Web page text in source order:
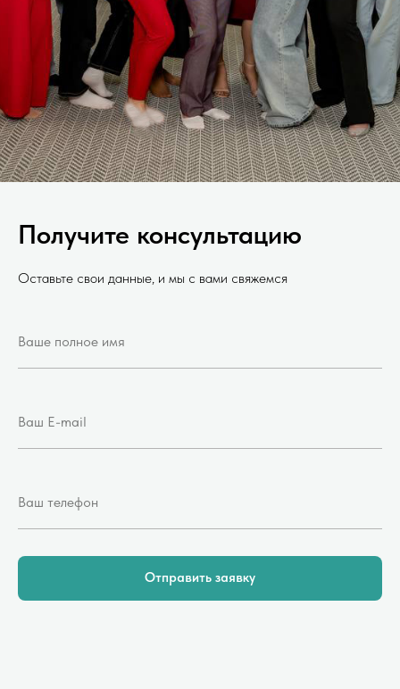
Получите консультацию
Оставьте свои данные, и мы с вами свяжемся
Отправить заявку